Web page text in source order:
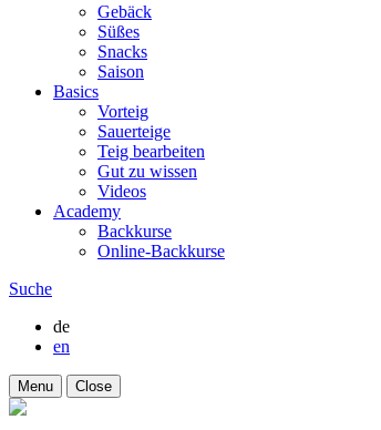
Gebäck
Süßes
Snacks
Saison
Basics
Vorteig
Sauerteige
Teig bearbeiten
Gut zu wissen
Videos
Academy
Backkurse
Online-Backkurse
Suche
de
en
Menu Close